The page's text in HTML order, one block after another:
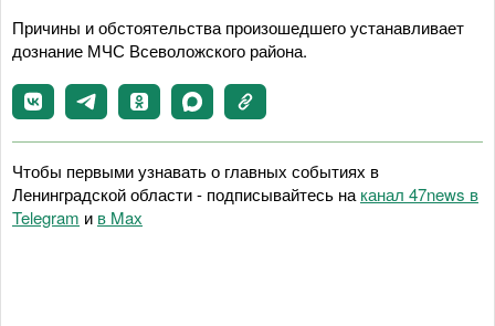
Причины и обстоятельства произошедшего устанавливает
дознание МЧС Всеволожского района.
Чтобы первыми узнавать о главных событиях в
Ленинградской области - подписывайтесь на канал 47news в
Telegram и в Maх